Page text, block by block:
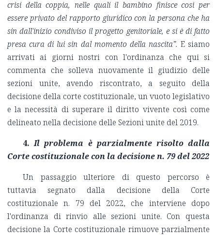
crisi della coppia, nelle quali il bambino finisce così per
essere privato del rapporto giuridico con la persona che ha
sin dall'inizio condiviso il progetto genitoriale, e si è di fatto
presa cura di lui sin dal momento della nascita”. E siamo
arrivati ai giorni nostri con l'ordinanza che qui si
commenta che solleva nuovamente il giudizio delle
sezioni unite, avendo riscontrato, a seguito della
decisione della corte costituzionale, un vuoto legislativo
e la necessità di superare il diritto vivente così come
delineato nella decisione delle Sezioni unite del 2019.
4.Il problema è parzialmente risolto dalla
Corte costituzionale con la decisione n. 79 del 2022
Un passaggio ulteriore di questo percorso è
tuttavia segnato dalla decisione della Corte
costituzionale n. 79 del 2022, che interviene dopo
l'ordinanza di rinvio alle sezioni unite. Con questa
decisione la Corte costituzionale rimuove parzialmente